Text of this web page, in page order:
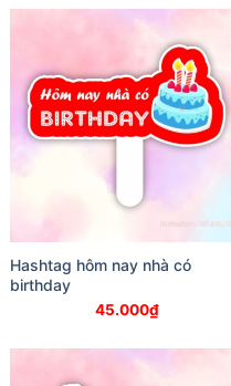
Hashtag hôm nay nhà có
birthday
45.000₫